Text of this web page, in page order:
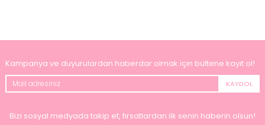
Kampanya ve duyurulardan haberdar olmak için bültene kayıt ol!
KAYDOL
Bizi sosyal medyada takip et, fırsatlardan ilk senin haberin olsun!